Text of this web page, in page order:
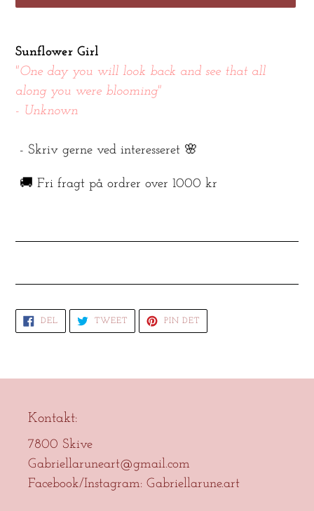
produkt
i
din
indkøbskurv
Sunflower Girl
"One day you will look back and see that all
along you were blooming"
- Unknown
- Skriv gerne ved interesseret 🌸
🚚 Fri fragt på ordrer over 1000 kr
DEL
FACEBOOK
TWEETTWEET
TWITTER
PIN DET
PINTEREST
Kontakt:
7800 Skive
Gabriellaruneart@gmail.com
Facebook/Instagram: Gabriellarune.art